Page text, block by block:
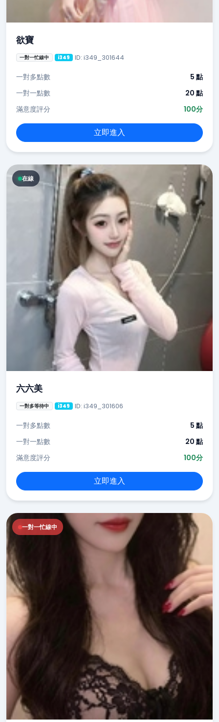
欲寶
一對一忙線中 i349 ID: i349_301644
一對多點數
5 點
一對一點數
20 點
滿意度評分
100分
立即進入
在線
六六美
一對多等待中 i349 ID: i349_301606
一對多點數
5 點
一對一點數
20 點
滿意度評分
100分
立即進入
一對一忙線中